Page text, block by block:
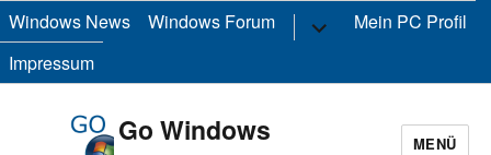
Windows News Windows Forum Untermenü
anzeigen
Mein PC Profil
Impressum
Go Windows MENÜ